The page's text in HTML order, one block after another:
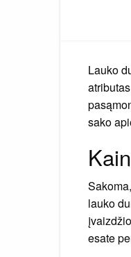
Lauko
sako
lauko
esate